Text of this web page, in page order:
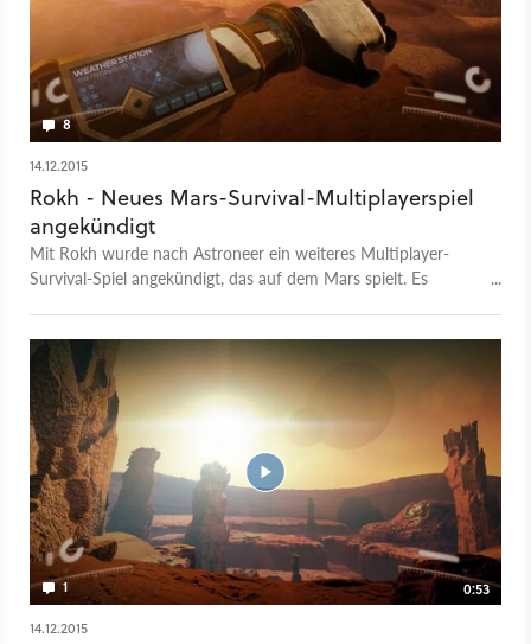
8
14.12.2015
Rokh - Neues Mars-Survival-Multiplayerspiel
angekündigt
Mit Rokh wurde nach Astroneer ein weiteres Multiplayer-
Survival-Spiel angekündigt, das auf dem Mars spielt. Es
1
0:53
14.12.2015